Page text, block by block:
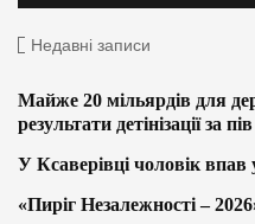
Недавні записи
Майже 20 мільярдів для
результати детінізації за
У Ксаверівці чоловік
«Пиріг Незалежності –